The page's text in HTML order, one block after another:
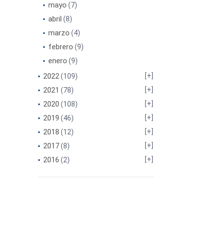
mayo (7)
abril (8)
marzo (4)
febrero (9)
enero (9)
2022(109)
2021 (78)
2020 (108)
2019 (46)
2018 (12)
2017(8)
2016 (2)